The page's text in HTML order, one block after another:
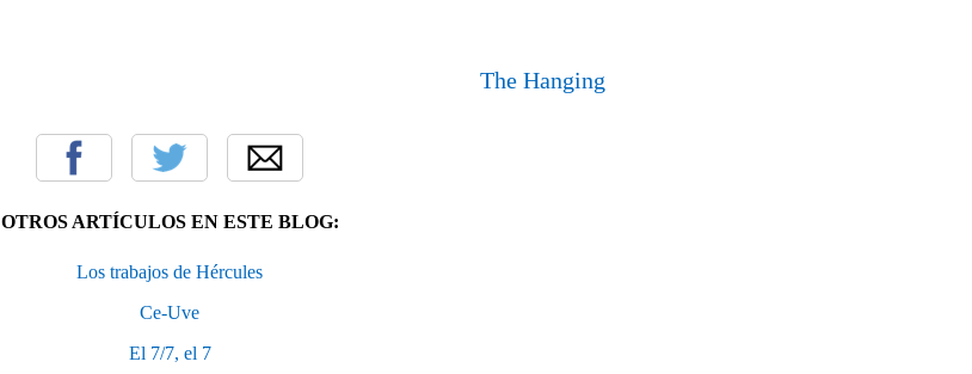
The Hanging
OTROS ARTÍCULOS EN ESTE BLOG:
Los trabajos de Hércules
Ce-Uve
El 7/7, el 7